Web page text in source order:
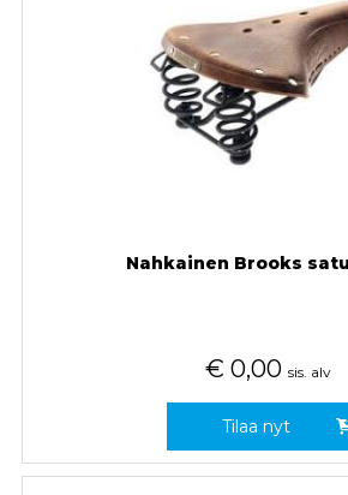
Nahkainen Brooks
€ 0,00 sis. alv
Tilaa nyt